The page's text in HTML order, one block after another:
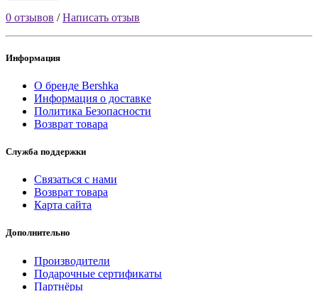
0 отзывов /Написать отзыв
Информация
О бренде Bershka
Информация о доставке
Политика Безопасности
Возврат товара
Служба поддержки
Связаться с нами
Возврат товара
Карта сайта
Дополнительно
Производители
Подарочные сертификаты
Партнёры